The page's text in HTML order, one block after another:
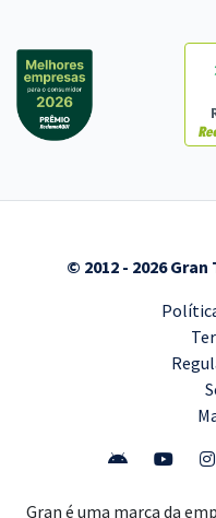
© 2012 - 2026
Gran é uma marca da